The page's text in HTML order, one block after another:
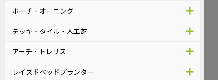
ポーチ・オーニング
デッキ・タイル・人工芝
アーチ・トレリス
レイズドベッドプランター